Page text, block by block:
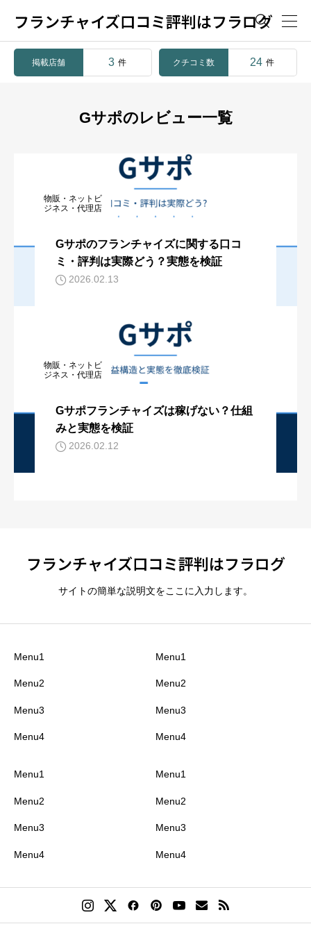
フランチャイズ口コミ評判はフラログ

掲載店舗 3 件 クチコミ数 24 件
Gサポのレビュー一覧
物販・ネットビ
ジネス・代理店
Gサポのフランチャイズに関する口コ
ミ・評判は実際どう？実態を検証
2026.02.13
物販・ネットビ
ジネス・代理店
Gサポフランチャイズは稼げない？仕組
みと実態を検証
2026.02.12
フランチャイズ口コミ評判はフラログ
サイトの簡単な説明文をここに入力します。
Menu1
Menu2
Menu3
Menu4
Menu1
Menu2
Menu3
Menu4
Menu1
Menu2
Menu3
Menu4
Menu1
Menu2
Menu3
Menu4